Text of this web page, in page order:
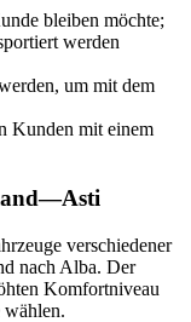
bleiben möchte;
werden
um mit dem
Kunden mit einem
verschiedener
nach Alba. Der
Komfortniveau
wählen.